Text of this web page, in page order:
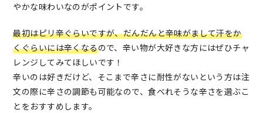
やかな味わいなのがポイントです。
最初はピリ辛ぐらいですが、だんだんと辛味がまして汗をか
くぐらいには辛くなるので、辛い物が大好きな方にはぜひチャ
レンジしてみてほしいです！
辛いのは好きだけど、そこまで辛さに耐性がないという方は注
文の際に辛さの調節も可能なので、食べれそうな辛さを選ぶこ
とをおすすめします。